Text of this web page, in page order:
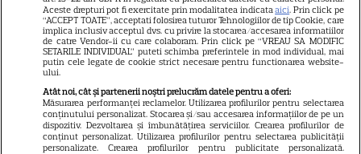
proporții după ce a anunțat că
s-a despărțit de iubită „Să mă
criticați ușor”. Internauții i-au
Vedeta din România care a
Aceste drepturi pot fi exercitate prin modalitatea indicataaici. Prin click pe
“ACCEPT TOATE”, acceptati folosirea tuturor Tehnologiilor de tip Cookie, care
implica inclusiv acceptul dvs. cu privire la stocarea/accesarea informatiilor
de catre Vendor-ii cu care colaboram. Prin click pe “VREAU SA MODIFIC
SETARILE INDIVIDUAL” puteti schimba preferintele in mod individual, mai
putin cele legate de cookie strict necesare pentru functionarea website-
ului.
Atât noi, cât și partenerii noștri prelucrăm datele pentru a oferi:
Măsurarea performanței reclamelor. Utilizarea profilurilor pentru selectarea
conținutului personalizat. Stocarea și/sau accesarea informațiilor de pe un
dispozitiv. Dezvoltarea și îmbunătățirea serviciilor. Crearea profilurilor de
conținut personalizat. Utilizarea profilurilor pentru selectarea publicității
personalizate. Crearea profilurilor pentru publicitate personalizată.